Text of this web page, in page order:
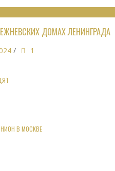
ДОМАХ ЛЕНИНГРАДА
/
1
В МОСКВЕ